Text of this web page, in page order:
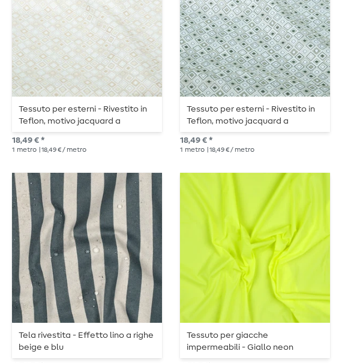
Tessuto per esterni - Rivestito in
Teflon, motivo jacquard a
quadrati, ecru e sabbia
18,49 € *
1 metro | 18,49 € / metro
Tessuto per esterni - Rivestito in
Teflon, motivo jacquard a
quadrati, ecru e verde
18,49 € *
1 metro | 18,49 € / metro
Tela rivestita - Effetto lino a righe
beige e blu
Tessuto per giacche
impermeabili - Giallo neon
riflettente, idrorepellente